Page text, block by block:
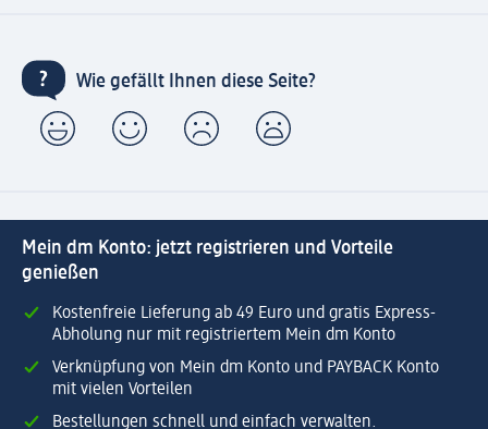
Wie gefällt Ihnen diese Seite?
Mein dm Konto: jetzt registrieren und Vorteile
genießen
Kostenfreie Lieferung ab 49 Euro und gratis Express-
Abholung nur mit registriertem Mein dm Konto
Verknüpfung von Mein dm Konto und PAYBACK Konto
mit vielen Vorteilen
Bestellungen schnell und einfach verwalten.